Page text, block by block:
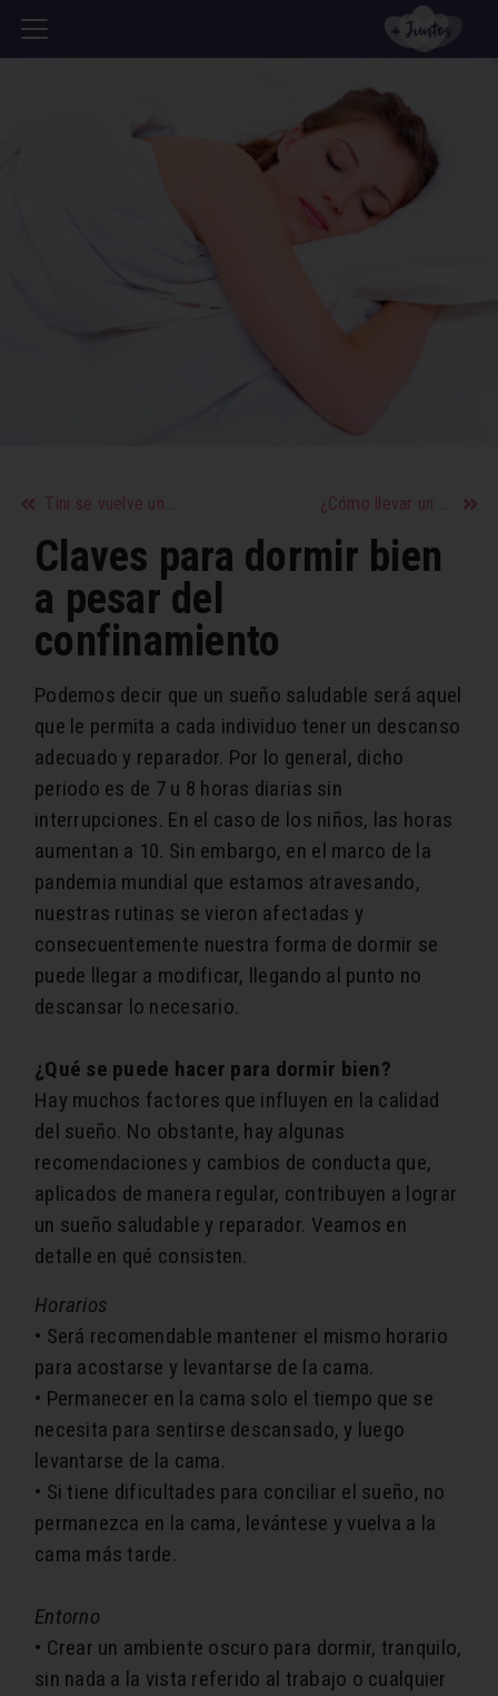
Tini se vuelve una novia empoderada con su nuevo tema musical ¿Cómo llevar un registro de tus comidas?
Claves para dormir bien
a pesar del
confinamiento
Podemos decir que un sueño saludable será aquel
que le permita a cada individuo tener un descanso
adecuado y reparador. Por lo general, dicho
periodo es de 7 u 8 horas diarias sin
interrupciones. En el caso de los niños, las horas
aumentan a 10. Sin embargo, en el marco de la
pandemia mundial que estamos atravesando,
nuestras rutinas se vieron afectadas y
consecuentemente nuestra forma de dormir se
puede llegar a modificar, llegando al punto no
descansar lo necesario.
¿Qué se puede hacer para dormir bien?
Hay muchos factores que influyen en la calidad
del sueño. No obstante, hay algunas
recomendaciones y cambios de conducta que,
aplicados de manera regular, contribuyen a lograr
un sueño saludable y reparador. Veamos en
detalle en qué consisten.
Horarios
• Será recomendable mantener el mismo horario
para acostarse y levantarse de la cama.
• Permanecer en la cama solo el tiempo que se
necesita para sentirse descansado, y luego
levantarse de la cama.
• Si tiene dificultades para conciliar el sueño, no
permanezca en la cama, levántese y vuelva a la
cama más tarde.
Entorno
• Crear un ambiente oscuro para dormir, tranquilo,
sin nada a la vista referido al trabajo o cualquier